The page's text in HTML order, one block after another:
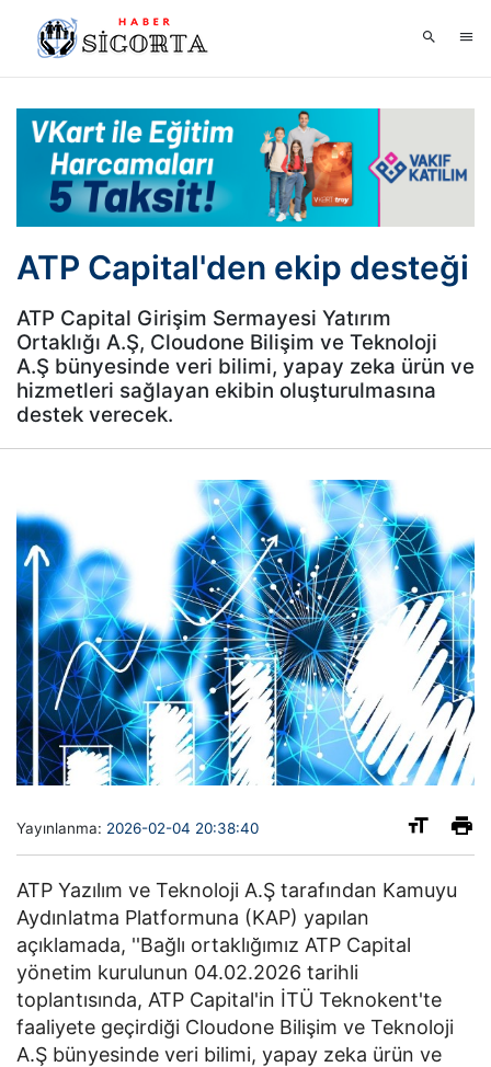
ATP Capital'den ekip desteği
ATP Capital Girişim Sermayesi Yatırım
Ortaklığı A.Ş, Cloudone Bilişim ve Teknoloji
A.Ş bünyesinde veri bilimi, yapay zeka ürün ve
hizmetleri sağlayan ekibin oluşturulmasına
destek verecek.
Yayınlanma: 2026-02-04 20:38:40
ATP Yazılım ve Teknoloji A.Ş tarafından Kamuyu
Aydınlatma Platformuna (KAP) yapılan
açıklamada, ''Bağlı ortaklığımız ATP Capital
yönetim kurulunun 04.02.2026 tarihli
toplantısında, ATP Capital'in İTÜ Teknokent'te
faaliyete geçirdiği Cloudone Bilişim ve Teknoloji
A.Ş bünyesinde veri bilimi, yapay zeka ürün ve